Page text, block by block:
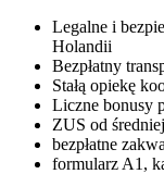
Legalne i
Holandii
Bezpłatny
Stałą opiekę
Liczne bonusy
ZUS od
bezpłatne
formularz A1,